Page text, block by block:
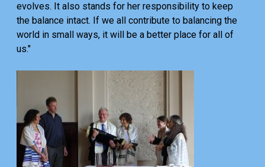
evolves. It also stands for her responsibility to keep
the balance intact. If we all contribute to balancing the
world in small ways, it will be a better place for all of
us."